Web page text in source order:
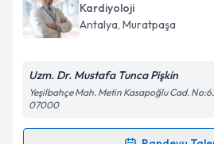
Kardiyoloji
Antalya, Muratpaşa
Uzm. Dr. Mustafa Tunca Pişkin
Yeşilbahçe Mah. Metin Kasapoğlu Cad.
07000